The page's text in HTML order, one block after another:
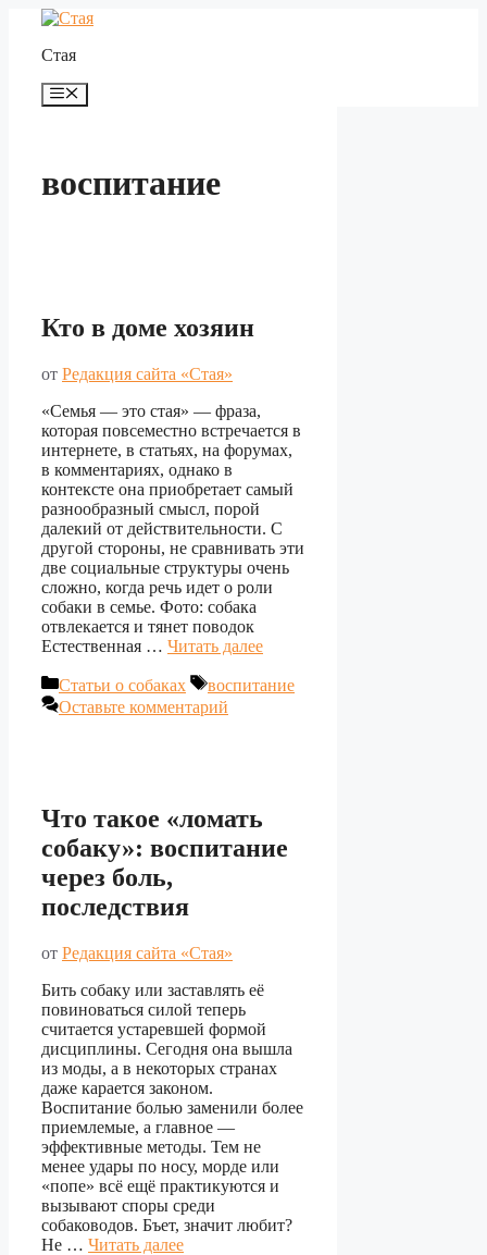
Перейти
содержимому
Стая
Меню
воспитание
Кто в доме хозяин
от Редакция сайта «Стая»
«Семья ― это стая» ― фраза,
которая повсеместно встречается в
интернете, в статьях, на форумах,
в комментариях, однако в
контексте она приобретает самый
разнообразный смысл, порой
далекий от действительности. С
другой стороны, не сравнивать эти
две социальные структуры очень
сложно, когда речь идет о роли
собаки в семье. Фото: собака
отвлекается и тянет поводок
Естественная … Читать далее
Рубрики
Статьи о собаках Метки
воспитание
Оставьте комментарий
Что такое «ломать
собаку»: воспитание
через боль,
последствия
от Редакция сайта «Стая»
Бить собаку или заставлять её
повиноваться силой теперь
считается устаревшей формой
дисциплины. Сегодня она вышла
из моды, а в некоторых странах
даже карается законом.
Воспитание болью заменили более
приемлемые, а главное —
эффективные методы. Тем не
менее удары по носу, морде или
«попе» всё ещё практикуются и
вызывают споры среди
собаководов. Бъет, значит любит?
Не … Читать далее